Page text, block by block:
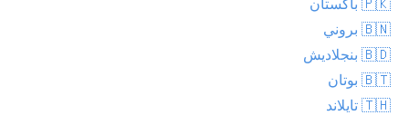
🇧🇳 بروني
🇧🇩 بنجلاديش
🇧🇹 بوتان
🇹🇭 تايلاند